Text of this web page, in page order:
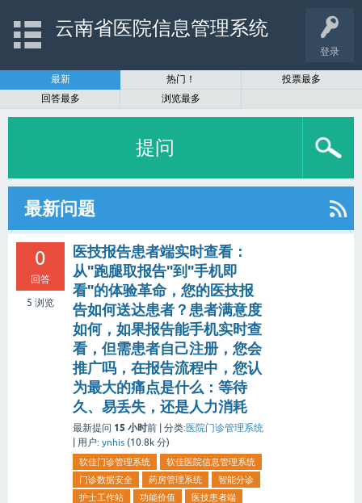
登录
云南省医院信息管理系统
最新 热门！
投票最多
回答最多
浏览最多
提问
最新问题
0
回答
5 浏览
医技报告患者端实时查看：
从"跑腿取报告"到"手机即
看"的体验革命，您的医技报
告如何送达患者？患者满意度
如何，如果报告能手机实时查
看，但需患者自己注册，您会
推广吗，在报告流程中，您认
为最大的痛点是什么：等待
久、易丢失，还是人力消耗
最新提问 15 小时前 | 分类:医院门诊管理系统
用户: ynhis (10.8k 分)
软佳门诊管理系统
软佳医院信息管理系统
门诊数据安全
药房管理系统
智能分诊
护士工作站
功能价值 医技患者端